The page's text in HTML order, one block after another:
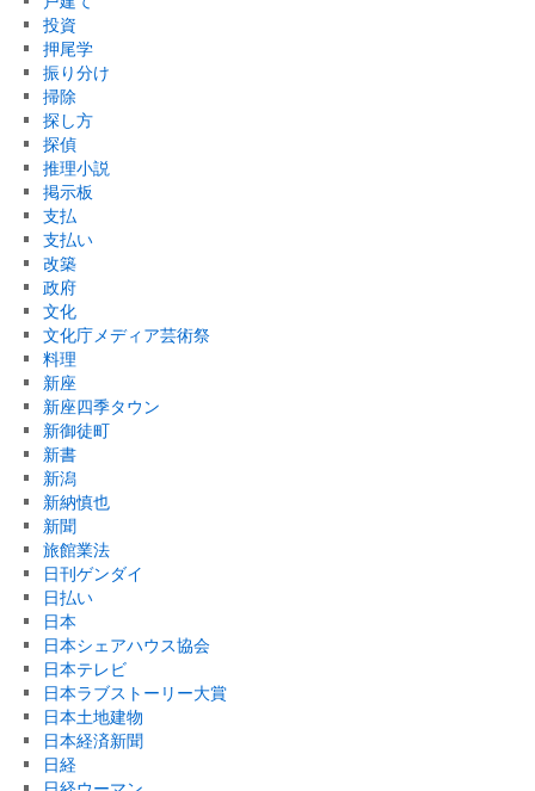
投資
押尾学
振り分け
掃除
探し方
探偵
推理小説
掲示板
支払
支払い
改築
政府
文化
文化庁メディア芸術祭
料理
新座
新座四季タウン
新御徒町
新書
新潟
新納慎也
新聞
旅館業法
日刊ゲンダイ
日払い
日本
日本シェアハウス協会
日本テレビ
日本ラブストーリー大賞
日本土地建物
日本経済新聞
日経